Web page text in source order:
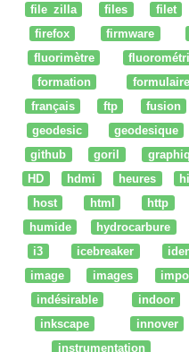
file zilla
files filet
firefox
firmware
fluorimètre
formation
formulaire
français
ftp fusion
geodesic
geodesique
github
goril
HD
hdmi heures
host
html http
humide
hydrocarbure
i3
icebreaker
image
images
indésirable
indoor
inkscape
innover
instrumentation